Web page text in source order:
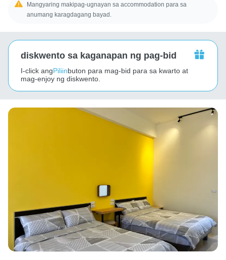
Mangyaring makipag-ugnayan sa accommodation para sa
anumang karagdagang bayad.
diskwento sa kaganapan ng pag-bid
I-click angPiliinbuton para mag-bid para sa kwarto at
mag-enjoy ng diskwento.